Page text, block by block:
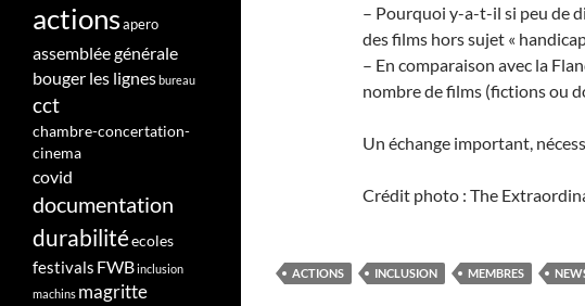
– Pourquoi y-a-t-il si peu de
des films hors sujet « handicap
– En comparaison avec la
nombre de films (fictions ou
Un échange important,
Crédit photo : The
ACTIONS INCLUSION MEMBRES
actionsapero
assemblée générale
bouger les lignesbureau
cct
chambre-concertation-
cinema
covid
documentation
durabilitéecoles
festivals FWBinclusion
machins magritte